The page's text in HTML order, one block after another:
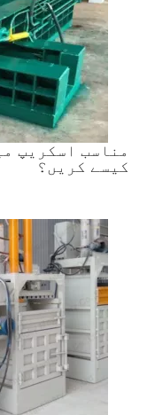
مناسب اسکریپ
کیسے کریں؟